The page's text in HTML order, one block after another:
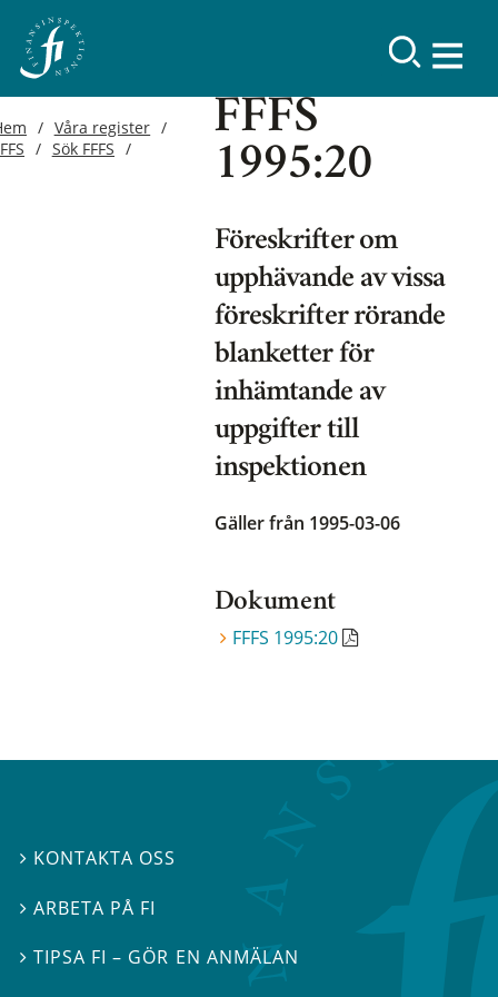
Våra register
Sök FFFS
FFFS
1995:20
Föreskrifter om
upphävande av vissa
föreskrifter rörande
blanketter för
inhämtande av
uppgifter till
inspektionen
Gäller från 1995-03-06
Dokument
FFFS 1995:20
 KONTAKTA OSS
 ARBETA PÅ FI
TIPSA FI – GÖR EN ANMÄLAN